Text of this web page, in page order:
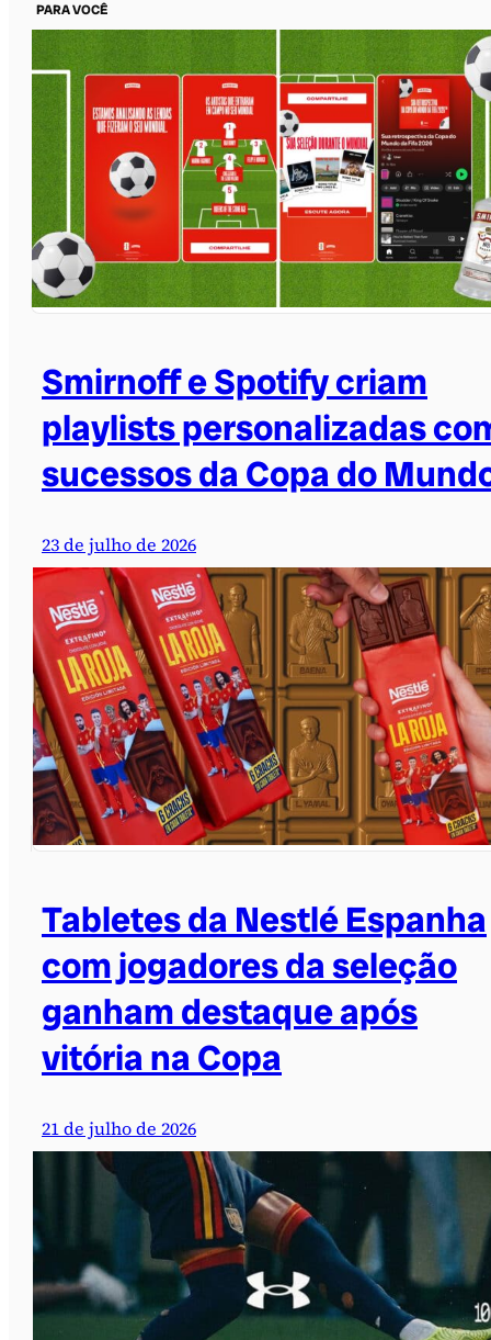
PARA VOCÊ
Smirnoff e Spotify criam
playlists personalizadas
sucessos da Copa do
23 de julho de 2026
Tabletes da Nestlé Espanha
com jogadores da seleção
ganham destaque após
vitória na Copa
21 de julho de 2026